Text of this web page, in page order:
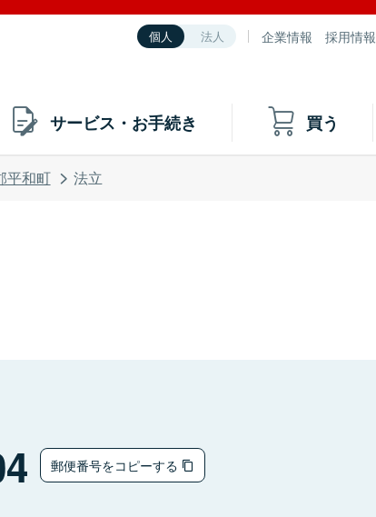
個人 法人 企業情報 採用情報
サービス・お手続き 買う
平和町 法立
郵便番号をコピーする